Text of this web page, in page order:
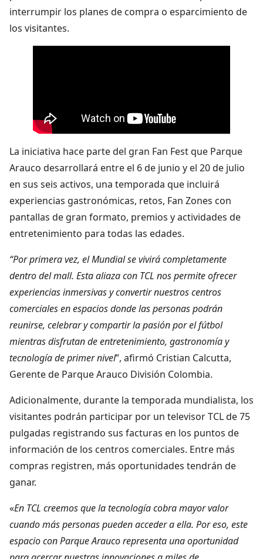
interrumpir los planes de compra o esparcimiento de
los visitantes.
La iniciativa hace parte del gran Fan Fest que Parque
Arauco desarrollará entre el 6 de junio y el 20 de julio
en sus seis activos, una temporada que incluirá
experiencias gastronómicas, retos, Fan Zones con
pantallas de gran formato, premios y actividades de
entretenimiento para todas las edades.
“Por primera vez, el Mundial se vivirá completamente
dentro del mall. Esta aliaza con TCL nos permite ofrecer
experiencias inmersivas y convertir nuestros centros
comerciales en espacios donde las personas podrán
reunirse, celebrar y compartir la pasión por el fútbol
mientras disfrutan de entretenimiento, gastronomía y
tecnología de primer nivel”, afirmó Cristian Calcutta,
Gerente de Parque Arauco División Colombia.
Adicionalmente, durante la temporada mundialista, los
visitantes podrán participar por un televisor TCL de 75
pulgadas registrando sus facturas en los puntos de
información de los centros comerciales. Entre más
compras registren, más oportunidades tendrán de
ganar.
«En TCL creemos que la tecnología cobra mayor valor
cuando más personas pueden acceder a ella. Por eso, este
espacio con Parque Arauco representa una oportunidad